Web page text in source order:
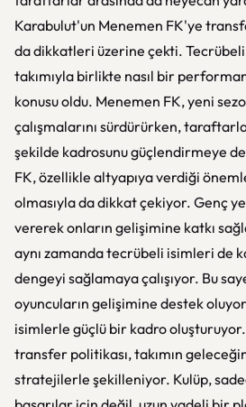
Karabulut'un Menemen FK'ye
da dikkatleri üzerine çekti.
takımıyla birlikte nasıl bir
konusu oldu. Menemen FK, yeni
çalışmalarını sürdürürken,
şekilde kadrosunu güçlendirmeye
FK, özellikle altyapıya verdiği
olmasıyla da dikkat çekiyor. Genç
vererek onların gelişimine katkı
aynı zamanda tecrübeli isimleri de
dengeyi sağlamaya çalışıyor. Bu
oyuncuların gelişimine destek
isimlerle güçlü bir kadro
transfer politikası, takımın
stratejilerle şekilleniyor. Kulüp,